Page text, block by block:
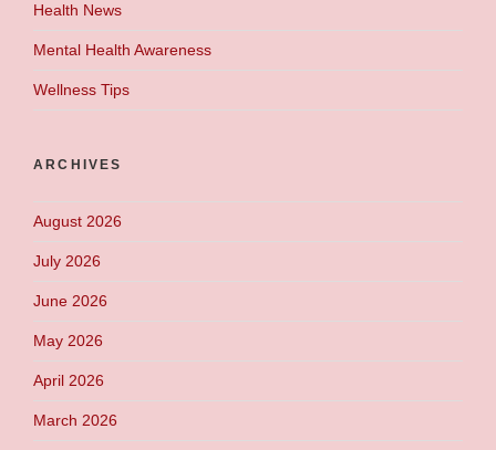
Health News
Mental Health Awareness
Wellness Tips
ARCHIVES
August 2026
July 2026
June 2026
May 2026
April 2026
March 2026